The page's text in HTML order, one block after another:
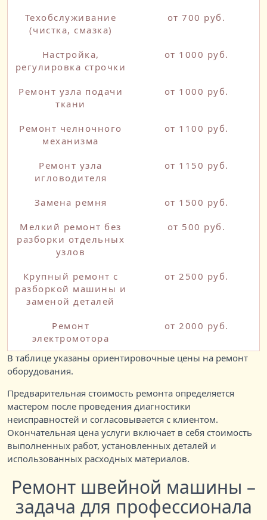
Техобслуживание
(чистка, смазка)
от 700 руб.
Настройка,
регулировка строчки
от 1000 руб.
Ремонт узла подачи
ткани
от 1000 руб.
Ремонт челночного
механизма
от 1100 руб.
Ремонт узла
игловодителя
от 1150 руб.
Замена ремня от 1500 руб.
Мелкий ремонт без
разборки отдельных
узлов
от 500 руб.
Крупный ремонт с
разборкой машины и
заменой деталей
от 2500 руб.
Ремонт
электромотора
от 2000 руб.
В таблице указаны ориентировочные цены на ремонт
оборудования.
Предварительная стоимость ремонта определяется
мастером после проведения диагностики
неисправностей и согласовывается с клиентом.
Окончательная цена услуги включает в себя стоимость
выполненных работ, установленных деталей и
использованных расходных материалов.
Ремонт швейной машины –
задача для профессионала